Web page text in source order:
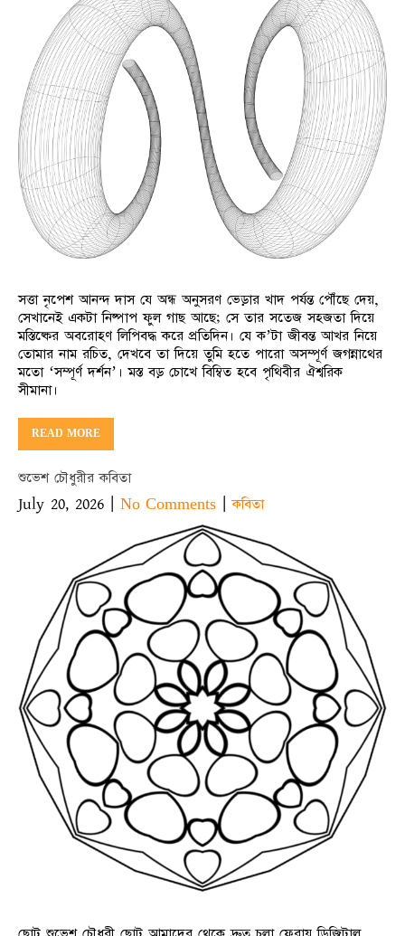
সত্তা নৃপেশ আনন্দ দাস যে অন্ধ অনুসরণ ভেড়ার খাদ পর্যন্ত পৌঁছে দেয়,
সেখানেই একটা নিষ্পাপ ফুল গাছ আছে; সে তার সতেজ সহজতা দিয়ে
মস্তিষ্কের অবরোহণ লিপিবদ্ধ করে প্রতিদিন। যে ক’টা জীবন্ত আখর নিয়ে
তোমার নাম রচিত, দেখবে তা দিয়ে তুমি হতে পারো অসম্পূর্ণ জগন্নাথের
মতো ‘সম্পূর্ণ দর্শন’। মস্ত বড় চোখে বিম্বিত হবে পৃথিবীর ঐশ্বরিক
সীমানা।
READ MORE
শুভেশ চৌধুরীর কবিতা
July 20, 2026 | No Comments |কবিতা